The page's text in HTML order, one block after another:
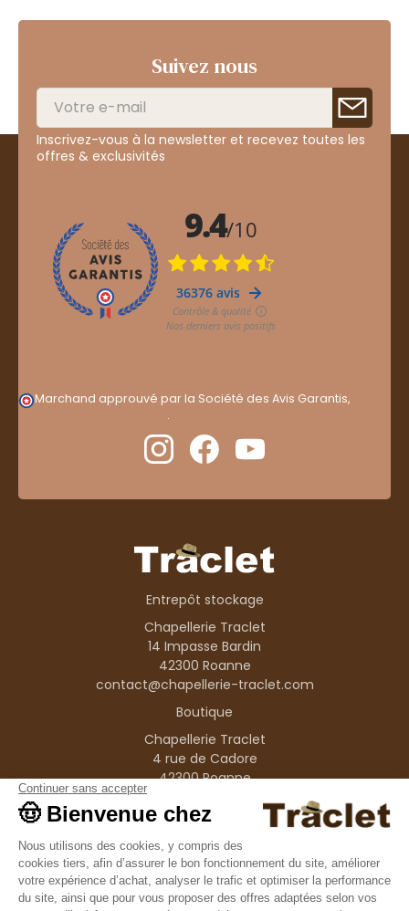
Suivez nous
Inscrivez-vous à la newsletter et recevez toutes les
offres & exclusivités
Marchand approuvé par la Société des Avis Garantis,
.
Entrepôt stockage
Chapellerie Traclet
14 Impasse Bardin
42300 Roanne
contact@chapellerie-traclet.com
Boutique
Chapellerie Traclet
4 rue de Cadore
42300 Roanne
Produits
Nos marques